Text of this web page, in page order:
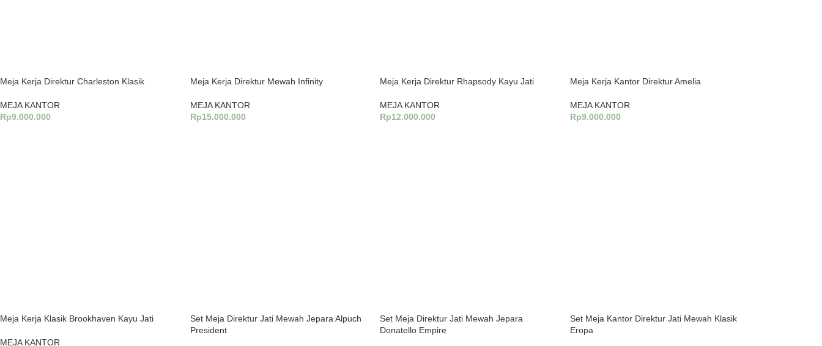
Meja Kerja Direktur Charleston Klasik
MEJA KANTOR
Rp9.000.000
Meja Kerja Direktur Mewah Infinity
MEJA KANTOR
Rp15.000.000
Meja Kerja Direktur Rhapsody Kayu Jati
MEJA KANTOR
Rp12.000.000
Meja Kerja Kantor Direktur Amelia
MEJA KANTOR
Rp9.000.000
Meja Kerja Klasik Brookhaven Kayu Jati
MEJA KANTOR
Set Meja Direktur Jati Mewah Jepara Alpuch
President
Set Meja Direktur Jati Mewah Jepara
Donatello Empire
Set Meja Kantor Direktur Jati Mewah Klasik
Eropa